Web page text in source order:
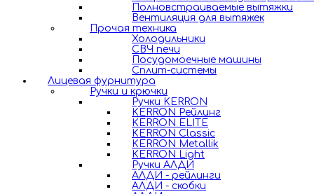
Полновстраиваемые вытяжки
Вентиляция для вытяжек
Прочая техника
Холодильники
СВЧ печи
Посудомоечные машины
Сплит-системы
Лицевая фурнитура
Ручки и крючки
Ручки KERRON
KERRON Рейлинг
KERRON ELITE
KERRON Classic
KERRON Metallik
KERRON Light
Ручки АЛДИ
АЛДИ - рейлинги
АЛДИ - скобки